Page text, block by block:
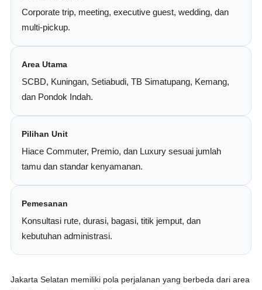
Corporate trip, meeting, executive guest, wedding, dan
multi-pickup.
Area Utama
SCBD, Kuningan, Setiabudi, TB Simatupang, Kemang,
dan Pondok Indah.
Pilihan Unit
Hiace Commuter, Premio, dan Luxury sesuai jumlah
tamu dan standar kenyamanan.
Pemesanan
Konsultasi rute, durasi, bagasi, titik jemput, dan
kebutuhan administrasi.
Jakarta Selatan memiliki pola perjalanan yang berbeda dari area